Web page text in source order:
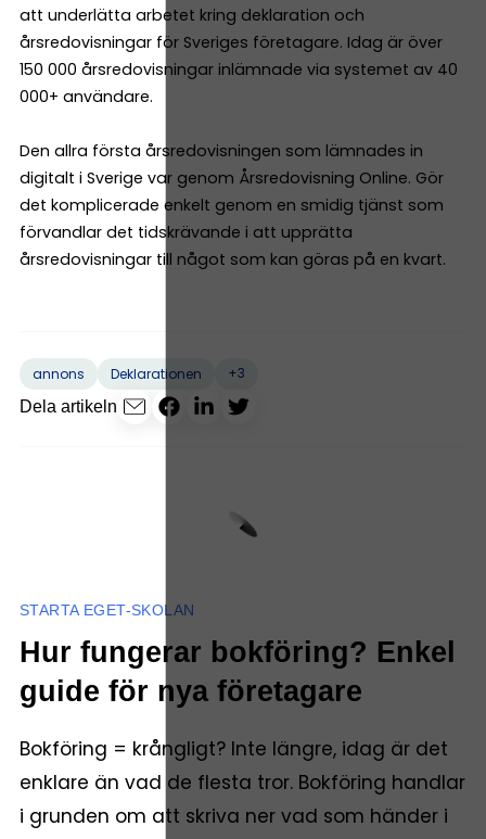
att underlätta arbetet kring deklaration och
årsredovisningar för Sveriges företagare. Idag är över
150 000 årsredovisningar inlämnade via systemet av 40
000+ användare.
Den allra första årsredovisningen som lämnades in
digitalt i Sverige var genom Årsredovisning Online. Gör
det komplicerade enkelt genom en smidig tjänst som
förvandlar det tidskrävande i att upprätta
årsredovisningar till något som kan göras på en kvart.
annons Deklarationen
+3
Dela artikeln
STARTA EGET-SKOLAN
Hur fungerar bokföring? Enkel
guide för nya företagare
Bokföring = krångligt? Inte längre, idag är det
enklare än vad de flesta tror. Bokföring handlar
i grunden om att skriva ner vad som händer i